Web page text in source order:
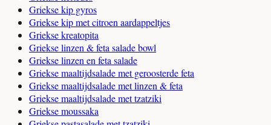
Griekse kip gyros
Griekse kip met citroen aardappeltjes
Griekse kreatopita
Griekse linzen & feta salade bowl
Griekse linzen en feta salade
Griekse maaltijdsalade met geroosterde feta
Griekse maaltijdsalade met linzen & feta
Griekse maaltijdsalade met tzatziki
Griekse moussaka